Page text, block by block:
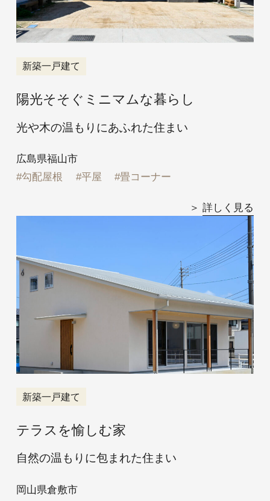
新築一戸建て
陽光そそぐミニマムな暮らし
光や木の温もりにあふれた住まい
広島県福山市
勾配屋根
平屋 畳コーナー
詳しく見る
新築一戸建て
テラスを愉しむ家
自然の温もりに包まれた住まい
岡山県倉敷市